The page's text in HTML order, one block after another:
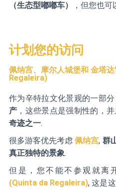
（生态型嘟嘟车）
，但您也可
计划您的访问
佩纳宫、摩尔人城堡和 金塔
Regaleira)
作为辛特拉文化景观的一部分
产 ，这些景点是强制性的，并
奇迹之一.
很多游客优先考虑佩纳宫, 群
真正独特的景象.
但是，您不能不参观就离
(Quinta da Regaleira), 这是